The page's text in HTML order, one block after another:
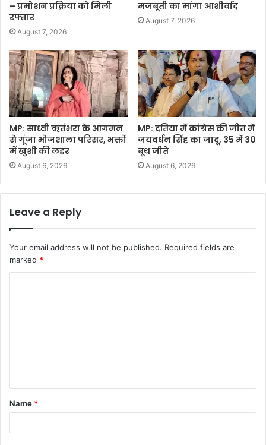
– प्रमोशन प्रक्रिया को मिली
रफ्तार
August 7, 2026
मजबूती का मांगा आशीर्वाद
August 7, 2026
MP: साध्वी ऋतंभरा के आगमन
से गूंजा भोजशाला परिसर, भक्तों
में खुशी की लहर
August 6, 2026
MP: दतिया में कांग्रेस की जीत में
जयवर्धन सिंह का जादू, 35 में 30
बूथ जीते
August 6, 2026
Leave a Reply
Your email address will not be published. Required fields are
marked *
t
*
Name *